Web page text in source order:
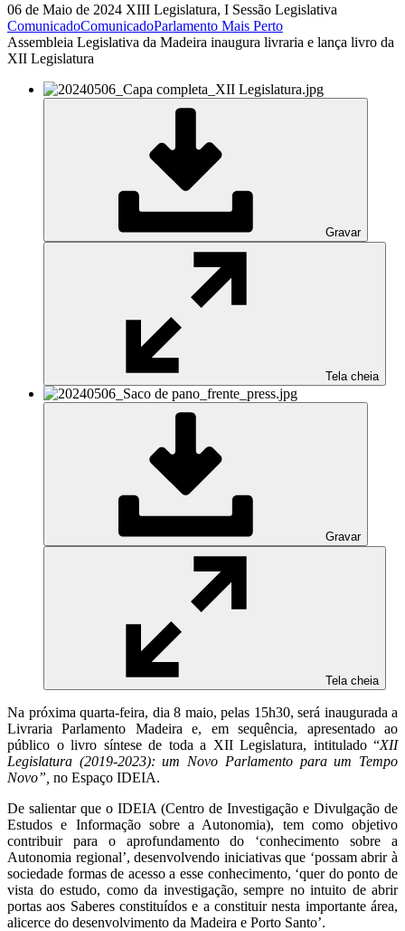
06 de Maio de 2024 XIII Legislatura, I Sessão Legislativa
ComunicadoComunicadoParlamento Mais Perto
Assembleia Legislativa da Madeira inaugura livraria e lança livro da
XII Legislatura
Gravar
Tela cheia
Gravar
Tela cheia
Na próxima quarta-feira, dia 8 maio, pelas 15h30, será inaugurada a
Livraria Parlamento Madeira e, em sequência, apresentado ao
público o livro síntese de toda a XII Legislatura, intitulado “XII
Legislatura (2019-2023): um Novo Parlamento para um Tempo
Novo”, no Espaço IDEIA.
De salientar que o IDEIA (Centro de Investigação e Divulgação de
Estudos e Informação sobre a Autonomia), tem como objetivo
contribuir para o aprofundamento do ‘conhecimento sobre a
Autonomia regional’, desenvolvendo iniciativas que ‘possam abrir à
sociedade formas de acesso a esse conhecimento, ‘quer do ponto de
vista do estudo, como da investigação, sempre no intuito de abrir
portas aos Saberes constituídos e a constituir nesta importante área,
alicerce do desenvolvimento da Madeira e Porto Santo’.